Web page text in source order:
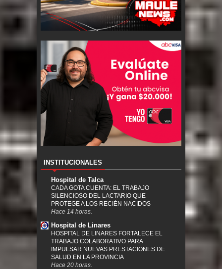
INSTITUCIONALES
Hospital de Talca
CADA GOTA CUENTA: EL TRABAJO
SILENCIOSO DEL LACTARIO QUE
PROTEGE A LOS RECIÉN NACIDOS
Hace 14 horas.
Hospital de Linares
HOSPITAL DE LINARES FORTALECE EL
TRABAJO COLABORATIVO PARA
IMPULSAR NUEVAS PRESTACIONES DE
SALUD EN LA PROVINCIA
Hace 20 horas.